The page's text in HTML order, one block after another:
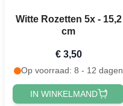
Witte Rozetten 5x - 15,2
cm
€ 3,50
Op voorraad: 8 - 12 dagen
IN WINKELMAND